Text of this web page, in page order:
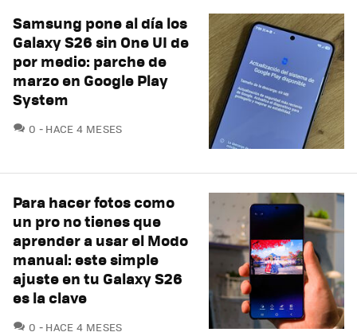
Samsung pone al día los
Galaxy S26 sin One UI de
por medio: parche de
marzo en Google Play
System
0 COMENTARIOS
HACE 4 MESES
Para hacer fotos como
un pro no tienes que
aprender a usar el Modo
manual: este simple
ajuste en tu Galaxy S26
es la clave
0 COMENTARIOS
HACE 4 MESES